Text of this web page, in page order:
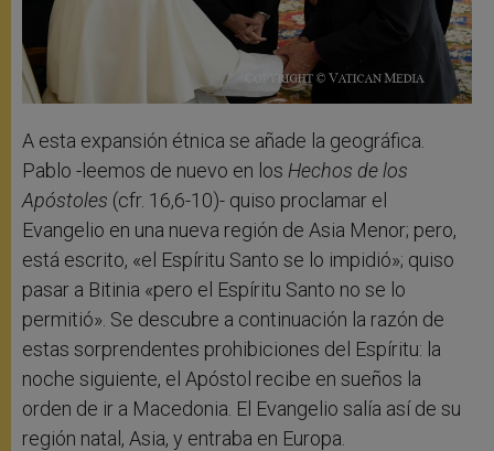
A esta expansión étnica se añade la geográfica.
Pablo -leemos de nuevo en los Hechos de los
Apóstoles (cfr. 16,6-10)- quiso proclamar el
Evangelio en una nueva región de Asia Menor; pero,
está escrito, «el Espíritu Santo se lo impidió»; quiso
pasar a Bitinia «pero el Espíritu Santo no se lo
permitió». Se descubre a continuación la razón de
estas sorprendentes prohibiciones del Espíritu: la
noche siguiente, el Apóstol recibe en sueños la
orden de ir a Macedonia. El Evangelio salía así de su
región natal, Asia, y entraba en Europa.